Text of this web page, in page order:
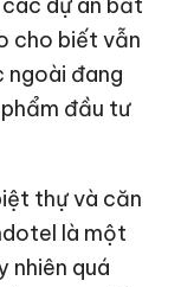
dự án bất
cho biết vẫn
ngoài đang
đầu tư
thự và căn
là một
nhiên quá